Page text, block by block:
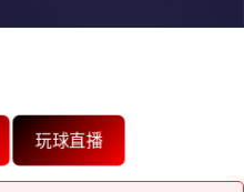
玩球直播
迪亚霍萨纳VS法西尔凯内马